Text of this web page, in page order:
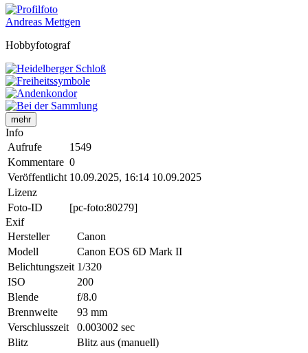
Andreas Mettgen
Hobbyfotograf
mehr
Info
Aufrufe
1549
Kommentare 0
Veröffentlicht 10.09.2025, 16:14 10.09.2025
Lizenz
Foto-ID
[pc-foto:80279]
Exif
Hersteller
Canon
Modell
Canon EOS 6D Mark II
Belichtungszeit 1/320
ISO
200
Blende
f/8.0
Brennweite
93 mm
Verschlusszeit
0.003002 sec
Blitz
Blitz aus (manuell)